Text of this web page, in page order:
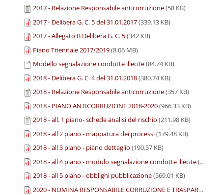
2017 - Relazione Responsabile anticorruzione(58 KB)
2017 - Delibera G. C. 5 del 31.01.2017(339.13 KB)
2017 - Allegato B Delibera G. C. 5(342 KB)
Piano Triennale 2017/2019(8.06 MB)
Modello segnalazione condotte illecite(84.74 KB)
2018 - Delibera G. C. 4 del 31.01.2018(380.74 KB)
2018 - Relazione Responsabile anticorruzione(357 KB)
2018 - PIANO ANTICORRUZIONE 2018-2020(966.33 KB)
2018 - all. 1 piano- schede analisi del rischio (211.98 KB)
2018 - all 2 piano - mappatura dei processi(179.48 KB)
2018 - all 3 piano - piano dettaglio (190.57 KB)
2018 - all 4 piano - modulo segnalazione condotte illecite(158.26 KB)
2018 - all 5 piano - obblighi pubblicazione(569.01 KB)
2020 - NOMINA RESPONSABILE CORRUZIONE E TRASPARENZA